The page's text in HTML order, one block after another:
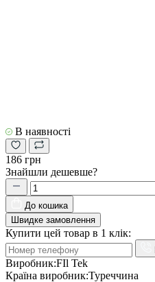
В наявності
186 грн
Знайшли дешевше?
До кошика
Швидке замовлення
Купити цей товар в 1 клік:
Виробник:FIl Tek
Країна виробник:Туреччина